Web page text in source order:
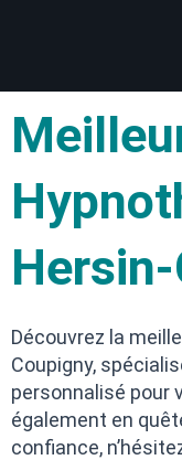
Découvrez la
Coupigny,
personnalisé pour
également en
confiance,